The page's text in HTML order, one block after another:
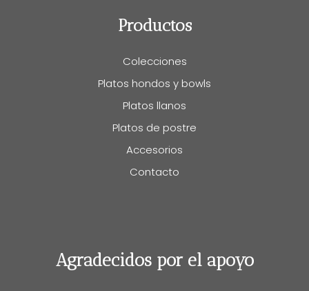
Productos
Colecciones
Platos hondos y bowls
Platos llanos
Platos de postre
Accesorios
Contacto
Agradecidos por el apoyo